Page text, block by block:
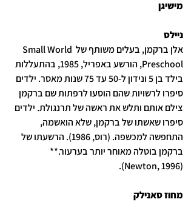
מישיגן
ניילס
אלן ברקמן, בעלים משותף של Small World
Preschool, הורשע באפריל, 1985, בהתעללות
בילד בן 5 ונידון ל-50 עד 75 שנות מאסר. ילדים
סיפרו לרשויות שהם הוסעו לרפתות שם ברקמן
צילם אותם ותלש את ראשה של תרנגולת. ילדים
סיפרו שאשתו של ברקמן, שלא הואשמה,
התחפשה למכשפה. (רוס, 1986). הרשעתו של
ברקמן בוטלה מאוחר יותר בערעור.**
(Newton, 1996).
מחוז סאנילק